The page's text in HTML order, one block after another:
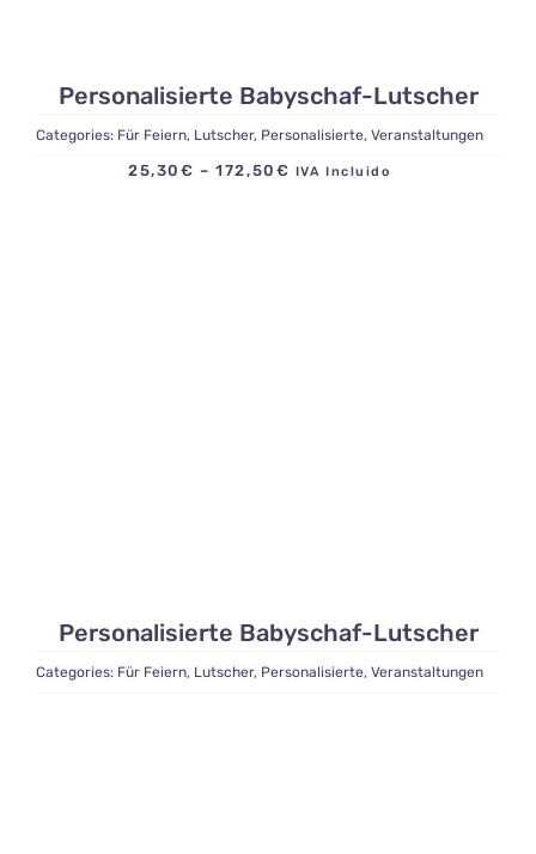
Personalisierte Babyschaf-Lutscher
Categories: Für Feiern, Lutscher, Personalisierte, Veranstaltungen
25,30€ –172,50 € Preisspanne:
IVA Incluido
Personalisierte Babyschaf-Lutscher
Categories: Für Feiern, Lutscher, Personalisierte, Veranstaltungen